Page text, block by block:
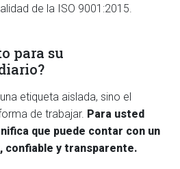
de la ISO 9001:2015.
para su
etiqueta aislada, sino el
de trabajar. Para usted
que puede contar con un
y transparente.